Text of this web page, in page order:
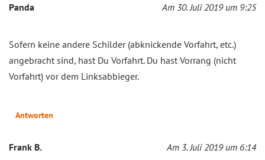
Panda Am 30. Juli 2019 um 9:25
Sofern keine andere Schilder (abknickende Vorfahrt, etc.)
angebracht sind, hast Du Vorfahrt. Du hast Vorrang (nicht
Vorfahrt) vor dem Linksabbieger.
Antworten
Frank B. Am 3. Juli 2019 um 6:14